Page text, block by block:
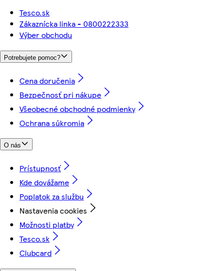
Tesco.sk
Zákaznícka linka - 0800222333
Výber obchodu
Potrebujete pomoc?
Cena doručenia
Bezpečnosť pri nákupe
Všeobecné obchodné podmienky
Ochrana súkromia
O nás
Prístupnosť
Kde dovážame
Poplatok za službu
Nastavenia cookies
Možnosti platby
Tesco.sk
Clubcard